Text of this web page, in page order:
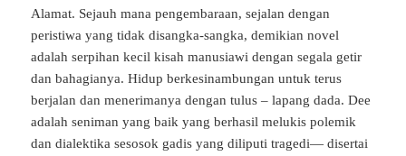
Alamat. Sejauh mana pengembaraan, sejalan dengan
peristiwa yang tidak disangka-sangka, demikian novel
adalah serpihan kecil kisah manusiawi dengan segala getir
dan bahagianya. Hidup berkesinambungan untuk terus
berjalan dan menerimanya dengan tulus – lapang dada. Dee
adalah seniman yang baik yang berhasil melukis polemik
dan dialektika sesosok gadis yang diliputi tragedi— disertai